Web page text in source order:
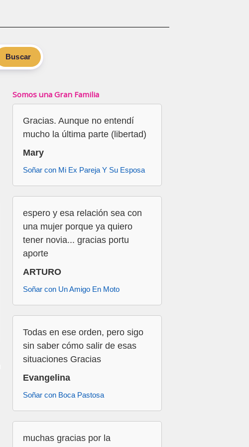
Buscar
Somos una Gran Familia
Gracias. Aunque no entendí
mucho la última parte (libertad)
Mary
Soñar con Mi Ex Pareja Y Su Esposa
espero y esa relación sea con
una mujer porque ya quiero
tener novia... gracias portu
aporte
ARTURO
Soñar con Un Amigo En Moto
Todas en ese orden, pero sigo
sin saber cómo salir de esas
situaciones Gracias
Evangelina
Soñar con Boca Pastosa
muchas gracias por la